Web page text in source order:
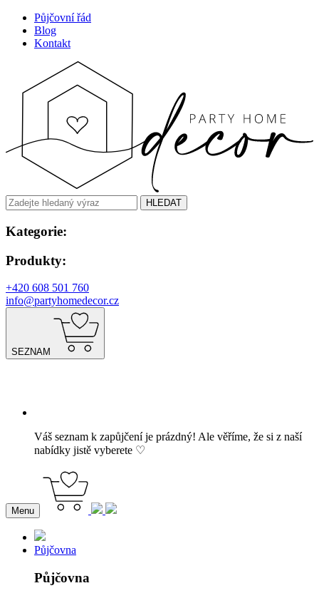
Půjčovní řád
Blog
Kontakt
HLEDAT
Kategorie:
Produkty:
+420 608 501 760
info@partyhomedecor.cz
SEZNAM
Váš seznam k zapůjčení je prázdný! Ale věříme, že si z naší
nabídky jistě vyberete ♡
Menu
Půjčovna
Půjčovna